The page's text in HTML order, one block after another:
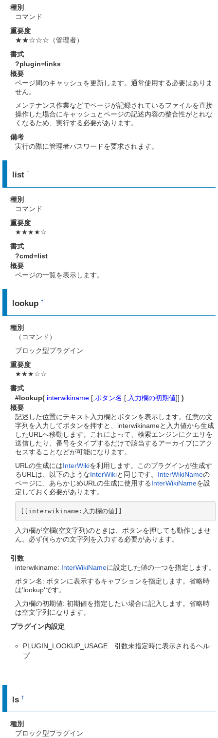
種別
コマンド
重要度
★★☆☆☆（管理者）
書式
?plugin=links
概要
ページ間のキャッシュを更新します。通常使用する必要はありま
せん。
メンテナンス作業などでページが記録されているファイルを直接
操作した場合にキャッシュとページの記述内容の整合性がとれな
くなるため、実行する必要があります。
備考
実行の際に管理者パスワードを要求されます。
list†
種別
コマンド
重要度
★★★★☆
書式
?cmd=list
概要
ページの一覧を表示します。
lookup†
種別
（コマンド）
ブロック型プラグイン
重要度
★★★☆☆
書式
#lookup( interwikiname [,ボタン名 [,入力欄の初期値]] )
概要
記述した位置にテキスト入力欄とボタンを表示します。任意の文
字列を入力してボタンを押すと、interwikinameと入力値から生成
したURLへ移動します。これによって、検索エンジンにクエリを
送信したり、番号をタイプするだけで該当するアーカイブにアク
セスすることなどが可能になります。
URLの生成にはInterWikiを利用します。このプラグインが生成す
るURLは、以下のようなInterWikiと同じです。 InterWikiNameの
ページに、あらかじめURLの生成に使用するInterWikiNameを設
定しておく必要があります。
[[interwikiname:入力欄の値]]
入力欄が空欄(空文字列)のときは、ボタンを押しても動作しませ
ん。必ず何らかの文字列を入力する必要があります。
引数
interwikiname: InterWikiNameに設定した値の一つを指定します。
ボタン名: ボタンに表示するキャプションを指定します。省略時
は'lookup'です。
入力欄の初期値: 初期値を指定したい場合に記入します。省略時
は空文字列になります。
プラグイン内設定
PLUGIN_LOOKUP_USAGE 引数未指定時に表示されるヘル
プ
ls†
種別
ブロック型プラグイン